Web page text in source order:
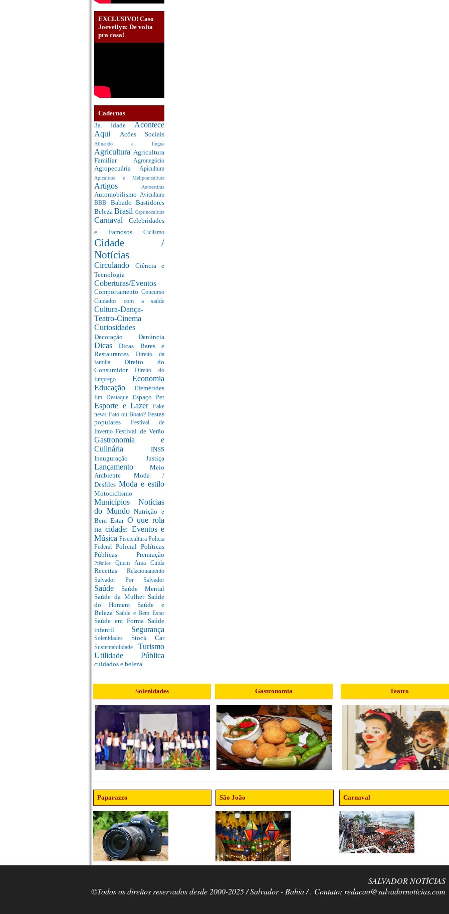
EXCLUSIVO! Caso
Joevellyn: De volta
pra casa!
Cadernos
3a. Idade Acontece
Aqui Acões Sociais
Afinando a língua
Agricultura Agricultura
Familiar Agronegócio
Agropecuária Apicultura
Apicultura e Meliponicultura
Artigos Autoestima
Automobilismo Avicultura
BBB Babado Bastidores
Beleza Brasil Caprinocultura
Carnaval Celebridades
e Famosos Ciclismo
Cidade /
Notícias
Circulando Ciência e
Tecnologia
Coberturas/Eventos
Comportamento Concurso
Cuidados com a saúde
Cultura-Dança-
Teatro-Cinema
Curiosidades
Decoração Denúncia
DicasDicas Bares e
Restaurantes
Direito da
família Direito do
Consumidor Direito do
Emprego Economia
Educação Efemérides
Em Destaque Espaço Pet
Esporte e Lazer
Fake
news Fato ou Boato? Festas
populares
Festival de
InvernoFestival de Verão
Gastronomia e
Culinária INSS
Inauguração Justiça
Lançamento Meio
Ambiente Moda /
Desfiles Moda e estilo
Motociclismo
Municípios Notícias
do MundoNutrição e
Bem Estar O que rola
na cidade: Eventos e
Música Piscicultura Policia
Federal Policial Políticas
Públicas Premiação
PrêmiosQuem Ama Cuida
Receitas Relacionamento
Salvador Por Salvador
Saúde Saúde Mental
Saúde da Mulher Saúde
do Homem Saúde e
Beleza Saúde e Bem Estar
Saúde em Forma Saúde
infantil Segurança
Solenidades Stock Car
Sustentabilidade Turismo
Utilidade Pública
cuidados e beleza
Solenidades Gastronomia Teatro
Paparazzo São João Carnaval
SALVADOR NOTÍCIAS
©Todos os direitos reservados desde 2000-2025 / Salvador - Bahia / . Contato: redacao@salvadornoticias.com